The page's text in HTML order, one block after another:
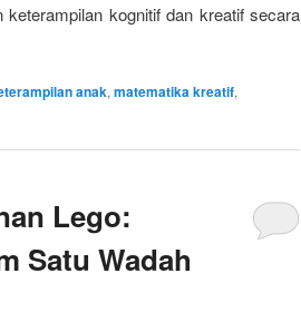
kognitif dan kreatif secara
anak, matematika kreatif,
Lego:
Satu Wadah